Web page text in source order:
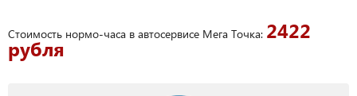
Стоимость нормо-часа в автосервисе Мега Точка: 2422
рубля